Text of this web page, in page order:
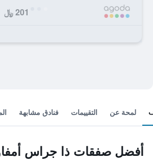
201 ﷼
لمحة عن التقييمات فنادق مشابهة
أفضل صفقات ذا جراس